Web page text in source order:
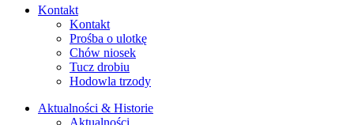
Kontakt
Kontakt
Prośba o ulotkę
Chów niosek
Tucz drobiu
Hodowla trzody
Aktualności & Historie